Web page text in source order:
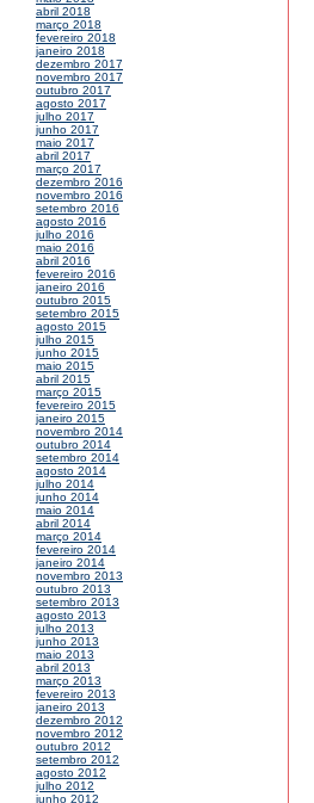
abril 2018
março 2018
fevereiro 2018
janeiro 2018
dezembro 2017
novembro 2017
outubro 2017
agosto 2017
julho 2017
junho 2017
maio 2017
abril 2017
março 2017
dezembro 2016
novembro 2016
setembro 2016
agosto 2016
julho 2016
maio 2016
abril 2016
fevereiro 2016
janeiro 2016
outubro 2015
setembro 2015
agosto 2015
julho 2015
junho 2015
maio 2015
abril 2015
março 2015
fevereiro 2015
janeiro 2015
novembro 2014
outubro 2014
setembro 2014
agosto 2014
julho 2014
junho 2014
maio 2014
abril 2014
março 2014
fevereiro 2014
janeiro 2014
novembro 2013
outubro 2013
setembro 2013
agosto 2013
julho 2013
junho 2013
maio 2013
abril 2013
março 2013
fevereiro 2013
janeiro 2013
dezembro 2012
novembro 2012
outubro 2012
setembro 2012
agosto 2012
julho 2012
junho 2012